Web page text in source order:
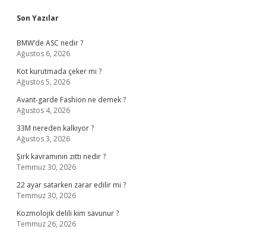
Sidebar
Son Yazılar
BMW’de ASC nedir ?
Ağustos 6, 2026
Kot kurutmada çeker mi ?
Ağustos 5, 2026
Avant-garde Fashion ne demek ?
Ağustos 4, 2026
33M nereden kalkıyor ?
Ağustos 3, 2026
Şirk kavramının zıttı nedir ?
Temmuz 30, 2026
22 ayar satarken zarar edilir mi ?
Temmuz 30, 2026
Kozmolojik delili kim savunur ?
Temmuz 26, 2026